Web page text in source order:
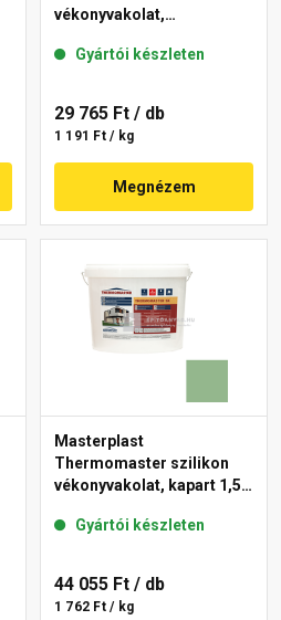
vékonyvakolat,
41-E 25 kg
Gyártói készleten
29 765 Ft / db
1 191 Ft / kg
Megnézem
Masterplast
Thermomaster szilikon
vékonyvakolat, kapart 1,5
Gyártói készleten
44 055 Ft / db
1 762 Ft / kg